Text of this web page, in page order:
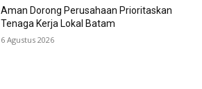
Aman Dorong Perusahaan Prioritaskan
Tenaga Kerja Lokal Batam
6 Agustus 2026